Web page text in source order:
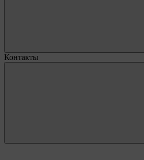
Контакты